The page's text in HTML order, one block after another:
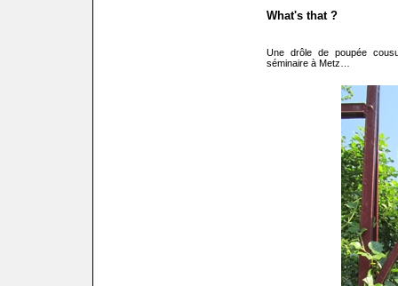
What's that ?
Une drôle de poupée
séminaire à Metz…